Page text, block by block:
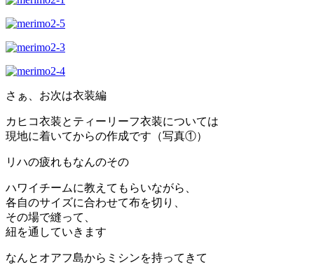
さぁ、お次は衣装編
カヒコ衣装とティーリーフ衣装については
現地に着いてからの作成です（写真①）
リハの疲れもなんのその
ハワイチームに教えてもらいながら、
各自のサイズに合わせて布を切り、
その場で縫って、
紐を通していきます
なんとオアフ島からミシンを持ってきて